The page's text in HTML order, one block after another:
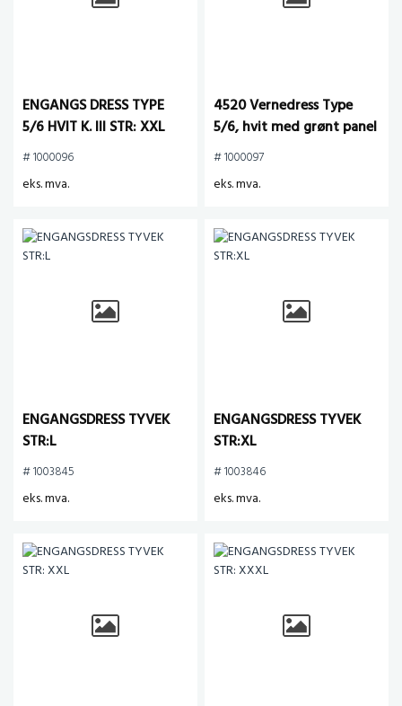
ENGANGS DRESS TYPE
5/6 HVIT K. III STR: XXL
# 1000096
eks. mva.
4520 Vernedress Type
5/6, hvit med grønt panel
på ryggen, str. XXXL.
# 1000097
eks. mva.
ENGANGSDRESS TYVEK
STR:L
# 1003845
eks. mva.
ENGANGSDRESS TYVEK
STR:XL
# 1003846
eks. mva.